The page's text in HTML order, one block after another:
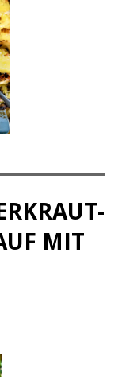
MIT